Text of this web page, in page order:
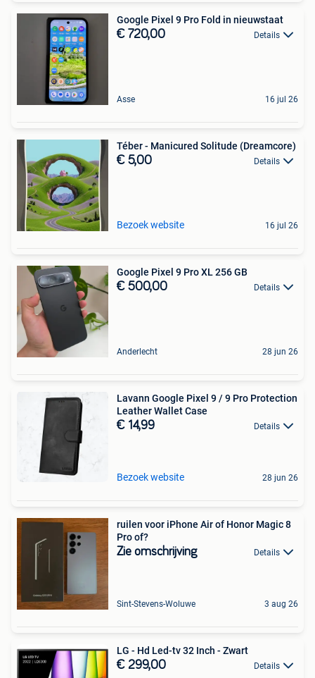
Google Pixel 9 Pro Fold in nieuwstaat
€ 720,00 Details
Asse 16 jul 26
Téber - Manicured Solitude (Dreamcore)
€ 5,00 Details
Bezoek website 16 jul 26
Google Pixel 9 Pro XL 256 GB
€ 500,00 Details
Anderlecht 28 jun 26
Lavann Google Pixel 9 / 9 Pro Protection
Leather Wallet Case
€ 14,99 Details
Bezoek website 28 jun 26
ruilen voor iPhone Air of Honor Magic 8
Pro of?
Zie omschrijving Details
Sint-Stevens-Woluwe 3 aug 26
LG - Hd Led-tv 32 Inch - Zwart
€ 299,00 Details